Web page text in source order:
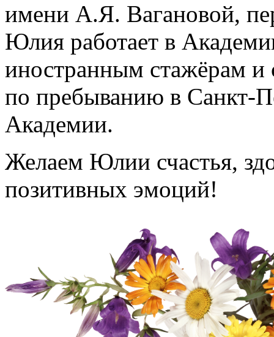
имени А.Я. Вагановой,
Юлия работает в
иностранным стажёрам и
по пребыванию в Санкт-
Академии.
Желаем Юлии счастья,
позитивных эмоций!